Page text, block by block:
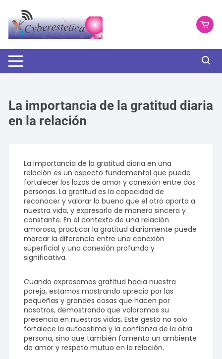
contenido
La importancia de la gratitud diaria
en la relación
La importancia de la gratitud diaria en una
relación es un aspecto fundamental que puede
fortalecer los lazos de amor y conexión entre dos
personas. La gratitud es la capacidad de
reconocer y valorar lo bueno que el otro aporta a
nuestra vida, y expresarlo de manera sincera y
constante. En el contexto de una relación
amorosa, practicar la gratitud diariamente puede
marcar la diferencia entre una conexión
superficial y una conexión profunda y
significativa.
Cuando expresamos gratitud hacia nuestra
pareja, estamos mostrando aprecio por las
pequeñas y grandes cosas que hacen por
nosotros, demostrando que valoramos su
presencia en nuestras vidas. Este gesto no solo
fortalece la autoestima y la confianza de la otra
persona, sino que también fomenta un ambiente
de amor y respeto mutuo en la relación.